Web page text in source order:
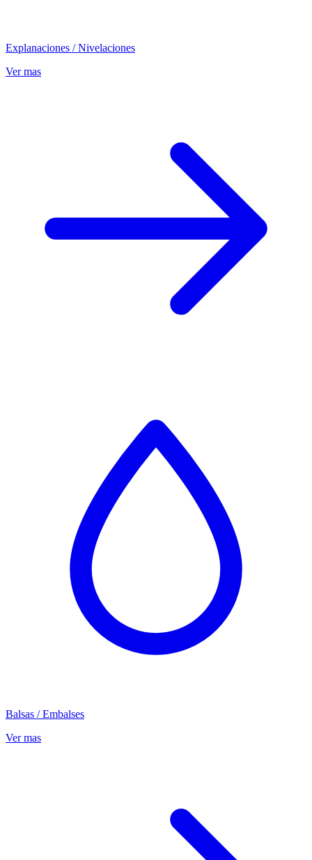
Explanaciones / Nivelaciones
Ver mas
Balsas / Embalses
Ver mas